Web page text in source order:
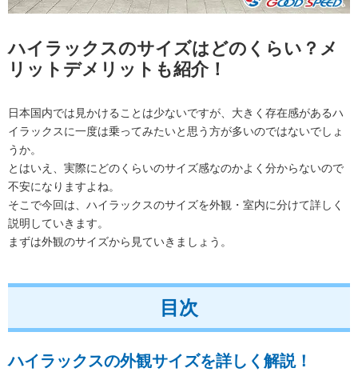
ハイラックスのサイズはどのくらい？メ
リットデメリットも紹介！
日本国内では見かけることは少ないですが、大きく存在感があるハ
イラックスに一度は乗ってみたいと思う方が多いのではないでしょ
うか。
とはいえ、実際にどのくらいのサイズ感なのかよく分からないので
不安になりますよね。
そこで今回は、ハイラックスのサイズを外観・室内に分けて詳しく
説明していきます。
まずは外観のサイズから見ていきましょう。
目次
ハイラックスの外観サイズを詳しく解説！